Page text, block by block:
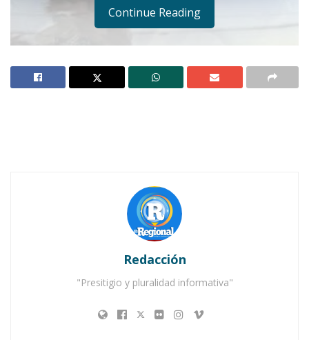
Foto ilustrativa o de ejemplo sacada de Internet
pasado sábado en la colonia El Beis, de la
cabecera municipal de Tuxpan.
sectores de la sociedad, pues este tipo de
sucesos no son nada comunes. Más aún
sabiendo que el menor murió ¡adentro de un
Continue Reading
Redacción
"Presitigio y pluralidad informativa"